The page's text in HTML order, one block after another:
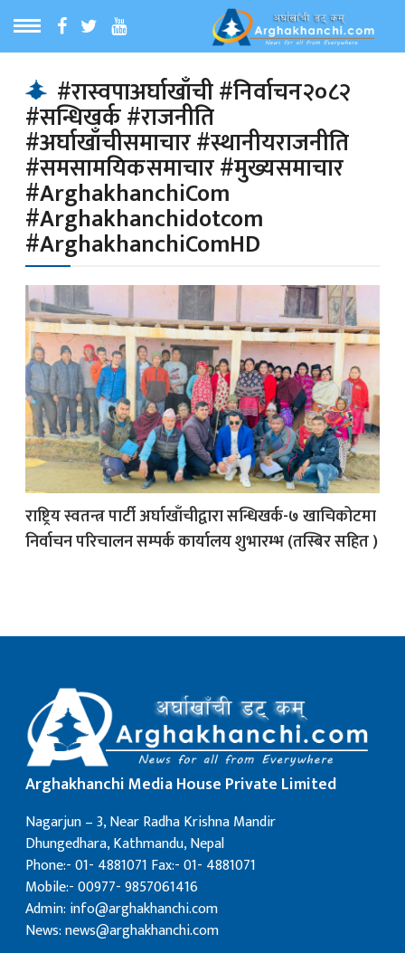
MENU
समाचार
समाचार
समाचार
#रास्वपाअर्घाखाँची #निर्वाचन२०८२
#सन्धिखर्क #राजनीति
#अर्घाखाँचीसमाचार #स्थानीयराजनीति
#समसामयिकसमाचार #मुख्यसमाचार
#ArghakhanchiCom
#Arghakhanchidotcom
#ArghakhanchiComHD
राष्ट्रिय स्वतन्त्र पार्टी अर्घाखाँचीद्वारा सन्धिखर्क-७ खाचिकोटमा
निर्वाचन परिचालन सम्पर्क कार्यालय शुभारम्भ (तस्बिर सहित )
Arghakhanchi Media House Private Limited
Nagarjun – 3, Near Radha Krishna Mandir
Dhungedhara, Kathmandu, Nepal
Phone:- 01- 4881071 Fax:- 01- 4881071
Mobile:- 00977- 9857061416
Admin: info@arghakhanchi.com
News: news@arghakhanchi.com